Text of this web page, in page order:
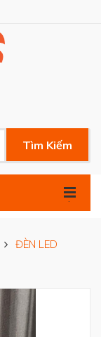
Tìm Kiếm
.
ĐÈN LED